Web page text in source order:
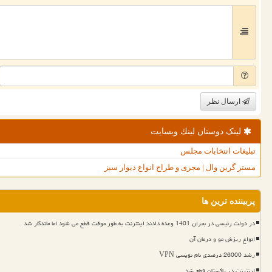
ارسال نظر
لینک دوستان لینك وبسایت
تبلیغات انتخابات مجلس
مستر گرین وال | مجری و طراح انواع دیوار سبز
پربیننده ترین ها
در دولت رئیسی در بحران 1401 وعده دادند اینترنت به طور موقت قطع می شود اما ماندگار شد
انواع ریزش مو و درمان آن
رشد 26000 درصدی نام نویسی VPN